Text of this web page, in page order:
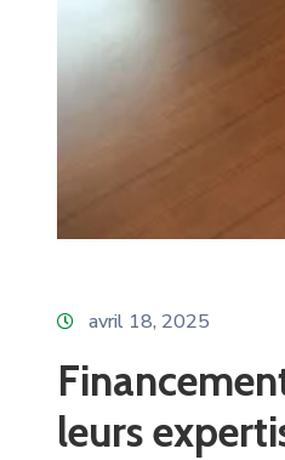
avril 18, 2025
leurs